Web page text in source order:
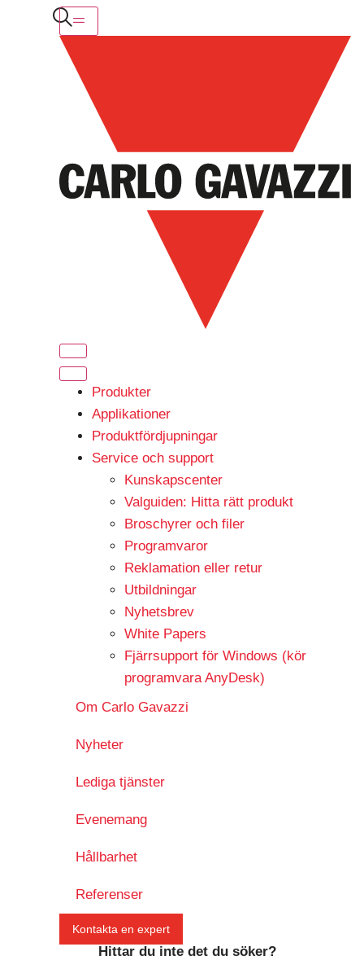
Produkter
Applikationer
Produktfördjupningar
Service och support
Kunskapscenter
Valguiden: Hitta rätt produkt
Broschyrer och filer
Programvaror
Reklamation eller retur
Utbildningar
Nyhetsbrev
White Papers
Fjärrsupport för Windows (kör
programvara AnyDesk)
Om Carlo Gavazzi
Nyheter
Lediga tjänster
Evenemang
Hållbarhet
Referenser
Kontakta en expert
Hittar du inte det du söker?